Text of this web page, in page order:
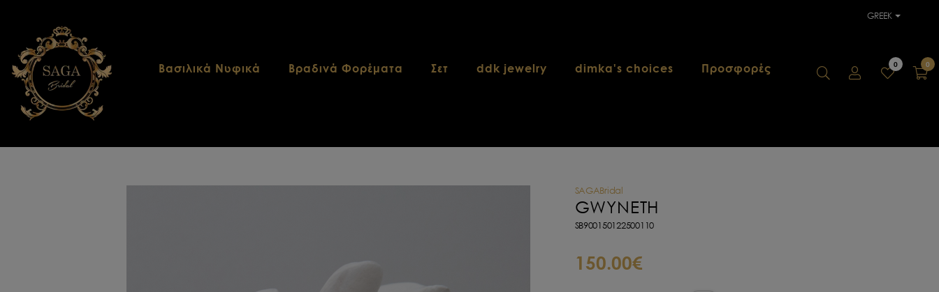
GREEK
Βασιλικά Νυφικά Βραδινά Φορέματα Σετ ddk jewelry dimka's choices Προσφορές 0 0
SAGABridal
GWYNETH
SB900150122500110
150.00€